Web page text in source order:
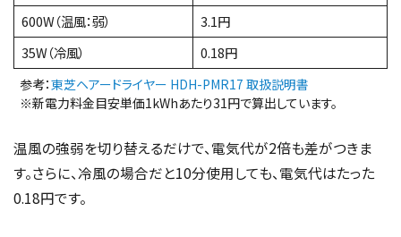
600W（温風：弱）
3.1円
35W（冷風）
0.18円
参考：東芝ヘアードライヤー HDH-PMR17 取扱説明書
※新電力料金目安単価1kWhあたり31円で算出しています。
温風の強弱を切り替えるだけで、電気代が2倍も差がつきま
す。さらに、冷風の場合だと10分使用しても、電気代はたった
0.18円です。